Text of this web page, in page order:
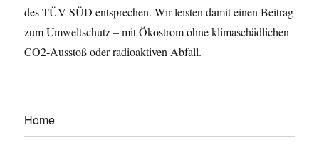
des TÜV SÜD entsprechen. Wir leisten damit einen Beitrag
zum Umweltschutz – mit Ökostrom ohne klimaschädlichen
CO2-Ausstoß oder radioaktiven Abfall.
Home